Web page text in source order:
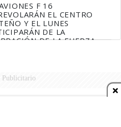
F 16
EL CENTRO
Y EL LUNES
DE LA
DE LA FUERZA
Publicitario